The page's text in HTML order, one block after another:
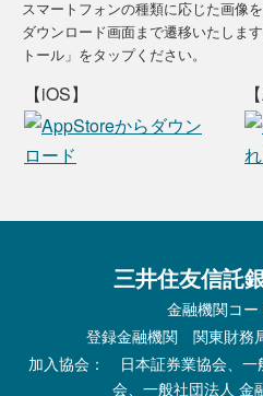
スマートフォンの種類に応じた画像
ダウンロード画面まで遷移いたします
トール」をタップください。
【iOS】
三井住友信託
金融機関コ
登録金融機関 関東財務
加入協会： 日本証券業協会、一
会、一般社団法人 金